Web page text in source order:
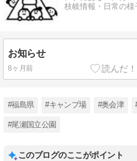
枝岐情報・日常の
お知らせ
8ヶ月前
#福島県 #キャンプ場 #奥会津
#尾瀬国立公園
このブログのここがポイント